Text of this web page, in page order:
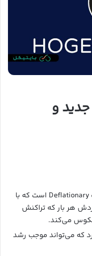
و
HOGE یک میم کوین به سبک Deflationary است که با
هر بار که تراکنش
می‌کند.
که می‌تواند موجب رشد